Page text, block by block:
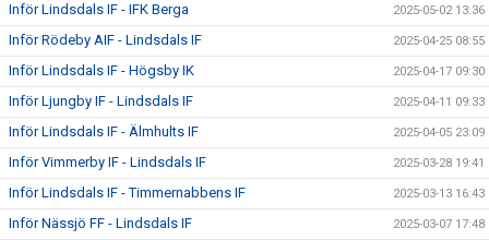
Inför Lindsdals IF - IFK Berga 2025-05-02 13:36
Inför Rödeby AIF - Lindsdals IF 2025-04-25 08:55
Inför Lindsdals IF - Högsby IK 2025-04-17 09:30
Inför Ljungby IF - Lindsdals IF 2025-04-11 09:33
Inför Lindsdals IF - Älmhults IF 2025-04-05 23:09
Inför Vimmerby IF - Lindsdals IF 2025-03-28 19:41
Inför Lindsdals IF - Timmernabbens IF 2025-03-13 16:43
Inför Nässjö FF - Lindsdals IF 2025-03-07 17:48